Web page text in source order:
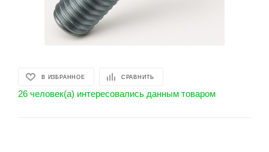
В ИЗБРАННОЕ СРАВНИТЬ
26 человек(а) интересовались данным товаром